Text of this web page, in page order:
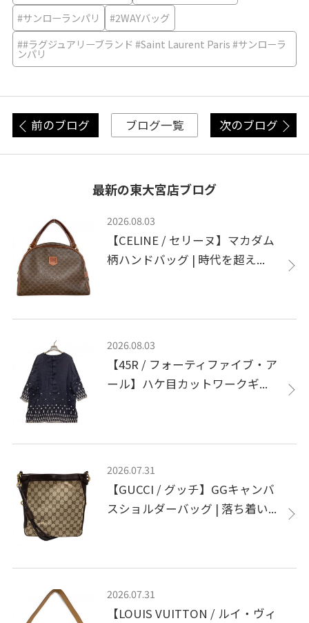
#サンローランパリ
#2WAYバッグ
##ラグジュアリーブランド #Saint Laurent Paris #サンローラ
ンパリ
前のブログ ブログ一覧 次のブログ
最新の東大宮店ブログ
2026.08.03
【CELINE / セリーヌ】マカダム
柄ハンドバッグ | 時代を超え...
2026.08.03
【45R / フォーティファイブ・ア
ール】ハケ目カットワークギ...
2026.07.31
【GUCCI / グッチ】GGキャンバ
スショルダーバッグ | 落ち着い...
2026.07.31
【LOUIS VUITTON / ルイ・ヴィ